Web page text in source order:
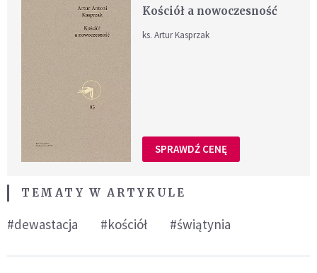
Kościół a nowoczesność
ks. Artur Kasprzak
SPRAWDŹ CENĘ
TEMATY W ARTYKULE
#dewastacja #kościół #świątynia